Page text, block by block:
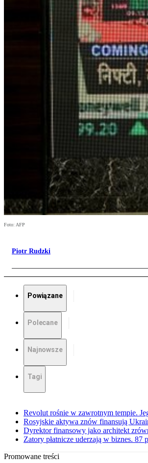
Foto: AFP
Piotr Rudzki
Powiązane
Polecane
Najnowsze
Tagi
Revolut rośnie w zawrotnym tempie.
Rosyjskie aktywa znów finansują
Dyrektor finansowy jako architekt
Zatory płatnicze uderzają w biznes. 87
Promowane treści